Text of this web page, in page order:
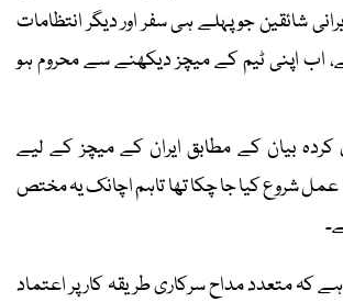
شائقین جو پہلے ہی سفر اور دیگر انتظامات
اپنی ٹیم کے میچز دیکھنے سے محروم ہو
بیان کے مطابق ایران کے میچز کے لیے
شروع کیا جا چکا تھا تاہم اچانک یہ مختص
ہے کہ متعدد مداح سرکاری طریقہ کار پر اعتماد